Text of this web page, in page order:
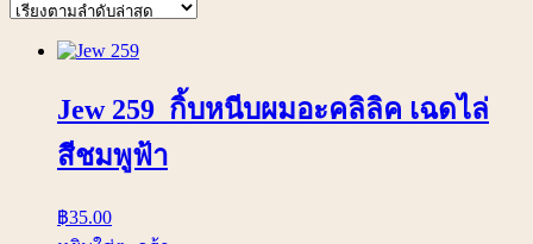
Jew 259 กิ้บหนีบผมอะคลิลิค เฉดไล่
สีชมพูฟ้า
฿35.00